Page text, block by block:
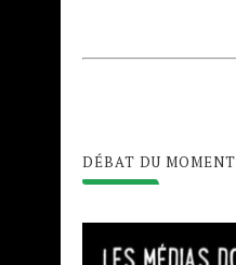
DÉBAT DU MOMENT